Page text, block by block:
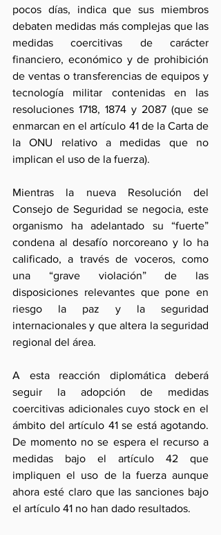
pocos días, indica que sus miembros
debaten medidas más complejas que las
medidas coercitivas de carácter
financiero, económico y de prohibición
de ventas o transferencias de equipos y
tecnología militar contenidas en las
resoluciones 1718, 1874 y 2087 (que se
enmarcan en el artículo 41 de la Carta de
la ONU relativo a medidas que no
implican el uso de la fuerza).
Mientras la nueva Resolución del
Consejo de Seguridad se negocia, este
organismo ha adelantado su “fuerte”
condena al desafío norcoreano y lo ha
calificado, a través de voceros, como
una “grave violación” de las
disposiciones relevantes que pone en
riesgo la paz y la seguridad
internacionales y que altera la seguridad
regional del área.
A esta reacción diplomática deberá
seguir la adopción de medidas
coercitivas adicionales cuyo stock en el
ámbito del artículo 41 se está agotando.
De momento no se espera el recurso a
medidas bajo el artículo 42 que
impliquen el uso de la fuerza aunque
ahora esté claro que las sanciones bajo
el artículo 41 no han dado resultados.